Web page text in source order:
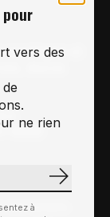
et
depuis
8808
vers des
ne rien
à
témoins